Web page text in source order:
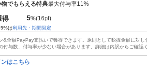
物でもらえる特典最大付与率11%
得 5%(16pt)
は利用先・期間限定
&全額PayPay支払いで獲得できます。原則として税抜金額に対し
付与数、付与率が少ない場合があります。詳細は内訳からご確認
ンはこちら